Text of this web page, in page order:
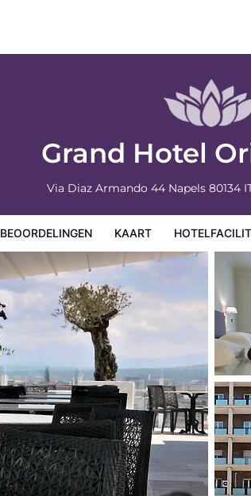
Grand Hotel
Via Diaz Armando 44 Napels 80134
BEOORDELINGEN KAART